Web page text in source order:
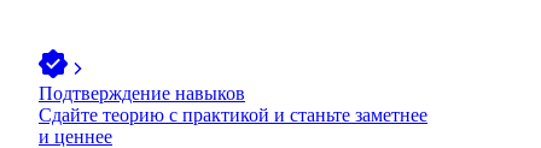
Подтверждение навыков
Сдайте теорию с практикой и станьте заметнее
и ценнее